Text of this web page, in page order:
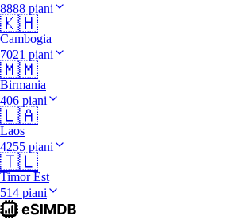
8888 piani
🇰🇭
Cambogia
7021 piani
🇲🇲
Birmania
406 piani
🇱🇦
Laos
4255 piani
🇹🇱
Timor Est
514 piani